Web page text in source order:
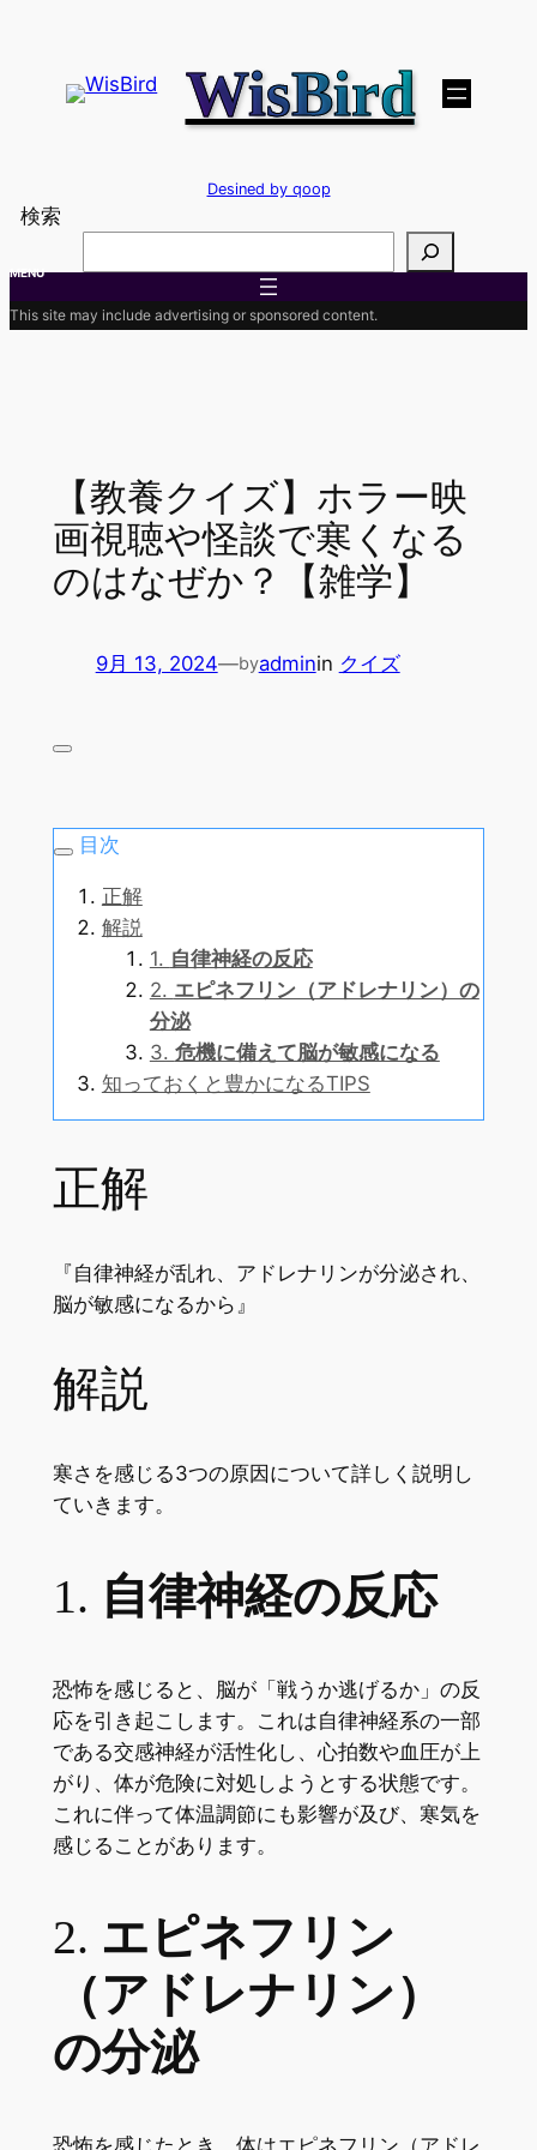
プ
WisBird
Desined by qoop
検索
MENU
This site may include advertising or sponsored content.
【教養クイズ】ホラー映
画視聴や怪談で寒くなる
のはなぜか？【雑学】
9月 13, 2024—byadminin クイズ
目次
正解
解説
1. 自律神経の反応
2. エピネフリン（アドレナリン）の
分泌
3. 危機に備えて脳が敏感になる
知っておくと豊かになるTIPS
正解
『自律神経が乱れ、アドレナリンが分泌され、
脳が敏感になるから』
解説
寒さを感じる3つの原因について詳しく説明し
ていきます。
1. 自律神経の反応
恐怖を感じると、脳が「戦うか逃げるか」の反
応を引き起こします。これは自律神経系の一部
である交感神経が活性化し、心拍数や血圧が上
がり、体が危険に対処しようとする状態です。
これに伴って体温調節にも影響が及び、寒気を
感じることがあります。
2. エピネフリン
（アドレナリン）
の分泌
恐怖を感じたとき、体はエピネフリン（アドレ